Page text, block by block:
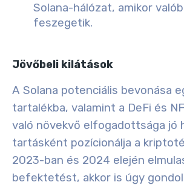
Solana-hálózat, amikor
feszegetik.
Jövőbeli kilátások
A Solana potenciális bevonása
tartalékba, valamint a DeFi és
való növekvő elfogadottsága jó
tartásként pozícionálja a
2023-ban és 2024 elején
befektetést, akkor is úgy